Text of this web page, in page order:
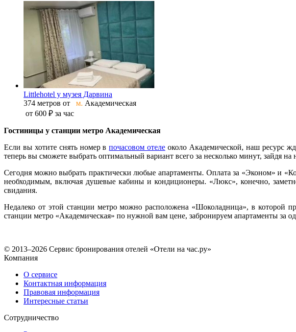
Littlehotel у музея Дарвина
374 метров от
м. Академическая
от 600 ₽ за час
Гостиницы у станции метро Академическая
Если вы хотите снять номер впочасовом отеле около Академической, наш ресурс
теперь вы сможете выбрать оптимальный вариант всего за несколько минут, зайдя на
Сегодня можно выбрать практически любые апартаменты. Оплата за «Эконом» и
необходимым, включая душевые кабины и кондиционеры. «Люкс», конечно,
свидания.
Недалеко от этой станции метро можно расположена «Шоколадница», в
станции метро «Академическая» по нужной вам цене, забронируем апартаменты за
© 2013–2026 Сервис бронирования отелей «Отели на час.ру»
Компания
О сервисе
Контактная информация
Правовая информация
Интересные статьи
Сотрудничество